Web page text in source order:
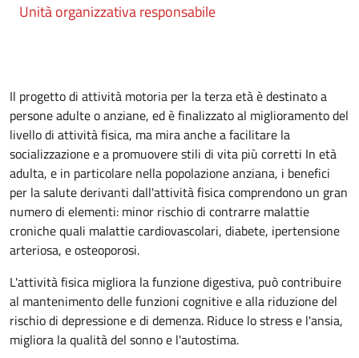
Unità organizzativa responsabile
Il progetto di attività motoria per la terza età è destinato a
persone adulte o anziane, ed è finalizzato al miglioramento del
livello di attività fisica, ma mira anche a facilitare la
socializzazione e a promuovere stili di vita più corretti In età
adulta, e in particolare nella popolazione anziana, i benefici
per la salute derivanti dall'attività fisica comprendono un gran
numero di elementi: minor rischio di contrarre malattie
croniche quali malattie cardiovascolari, diabete, ipertensione
arteriosa, e osteoporosi.
L'attività fisica migliora la funzione digestiva, può contribuire
al mantenimento delle funzioni cognitive e alla riduzione del
rischio di depressione e di demenza. Riduce lo stress e l'ansia,
migliora la qualità del sonno e l'autostima.